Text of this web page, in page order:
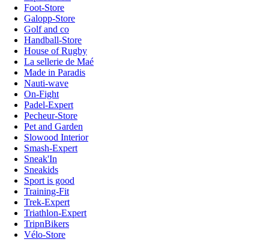
Foot-Store
Galopp-Store
Golf and co
Handball-Store
House of Rugby
La sellerie de Maé
Made in Paradis
Nauti-wave
On-Fight
Padel-Expert
Pecheur-Store
Pet and Garden
Slowood Interior
Smash-Expert
Sneak'In
Sneakids
Sport is good
Training-Fit
Trek-Expert
Triathlon-Expert
TripnBikers
Vélo-Store